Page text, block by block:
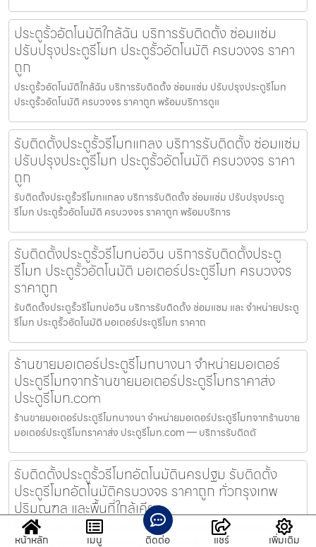
ประตูรั้วอัตโนมัติใกล้ฉัน บริการรับติดตั้ง ซ่อมแซ่ม
ปรับปรุงประตูรีโมท ประตูรั้วอัตโนมัติ ครบวงจร ราคา
ถูก
ประตูรั้วอัตโนมัติใกล้ฉัน บริการรับติดตั้ง ซ่อมแซ่ม ปรับปรุงประตูรีโมท
ประตูรั้วอัตโนมัติ ครบวงจร ราคาถูก พร้อมบริการดูแ
รับติดตั้งประตูรั้วรีโมทแกลง บริการรับติดตั้ง ซ่อมแซ่ม
ปรับปรุงประตูรีโมท ประตูรั้วอัตโนมัติ ครบวงจร ราคา
ถูก
รับติดตั้งประตูรั้วรีโมทแกลง บริการรับติดตั้ง ซ่อมแซ่ม ปรับปรุงประตู
รีโมท ประตูรั้วอัตโนมัติ ครบวงจร ราคาถูก พร้อมบริการ
รับติดตั้งประตูรั้วรีโมทบ่อวิน บริการรับติดตั้งประตู
รีโมท ประตูรั้วอัตโนมัติ มอเตอร์ประตูรีโมท ครบวงจร
ราคาถูก
รับติดตั้งประตูรั้วรีโมทบ่อวิน บริการรับติดตั้ง ซ่อมแซม และ จำหน่ายประตู
รีโมท ประตูรั้วอัตโนมัติ มอเตอร์ประตูรีโมท ราคาถ
ร้านขายมอเตอร์ประตูรีโมทบางนา จำหน่ายมอเตอร์
ประตูรีโมทจากร้านขายมอเตอร์ประตูรีโมทราคาส่ง
ประตูรีโมท.com
ร้านขายมอเตอร์ประตูรีโมทบางนา จำหน่ายมอเตอร์ประตูรีโมทจากร้านขาย
มอเตอร์ประตูรีโมทราคาส่ง ประตูรีโมท.com — บริการรับติดตั
รับติดตั้งประตูรั้วรีโมทอัตโนมัตินครปฐม รับติดตั้ง
ประตูรีโมทอัตโนมัติครบวงจร ราคาถูก ทั่วกรุงเทพ
ปริมณฑล และพื้นที่ใกล้เคียง
รับติดตั้งประตูรั้วรีโมทอัตโนมัตินครปฐม รับติดตั้งประตูรีโมทอัตโนมัติ
ครบวงจร ราคาถูก ทั่วกรุงเทพ ปริมณฑล และพื้นที่ใกล้เ
หน้าหลัก เมนู ติดต่อ แชร์ เพิ่มเติม